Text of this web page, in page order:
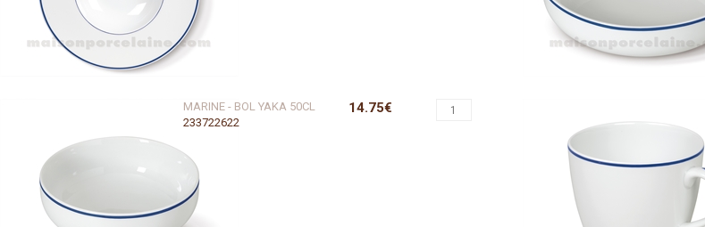
MARINE - BOL YAKA 50CL
233722622
14.75€